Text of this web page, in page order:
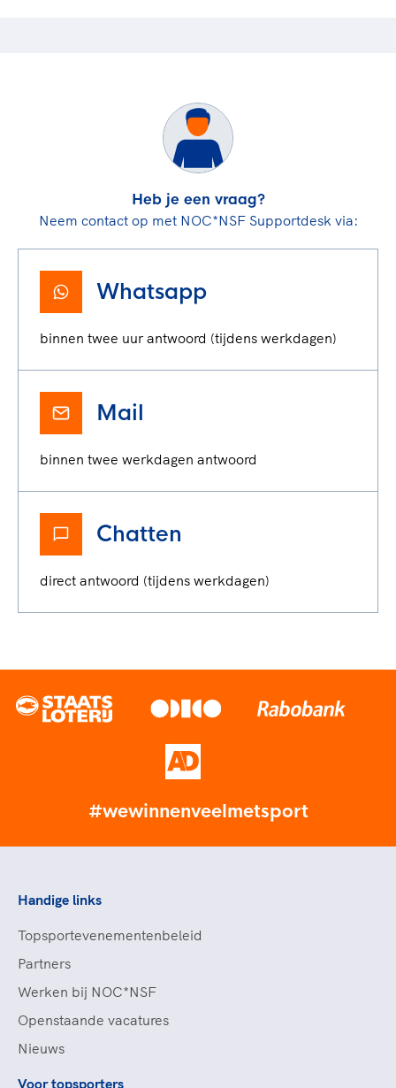
Heb je een vraag?
Neem contact op met NOC*NSF Supportdesk via:
Whatsapp
binnen twee uur antwoord (tijdens werkdagen)
Mail
binnen twee werkdagen antwoord
Chatten
direct antwoord (tijdens werkdagen)
#wewinnenveelmetsport
Handige links
Topsportevenementenbeleid
Partners
Werken bij NOC*NSF
Openstaande vacatures
Nieuws
Voor topsporters